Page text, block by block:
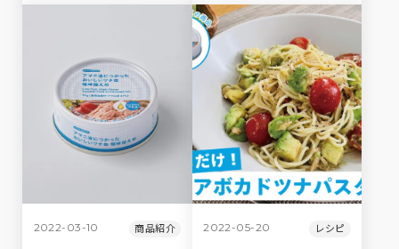
2022-03-10 商品紹介 2022-05-20 レシピ